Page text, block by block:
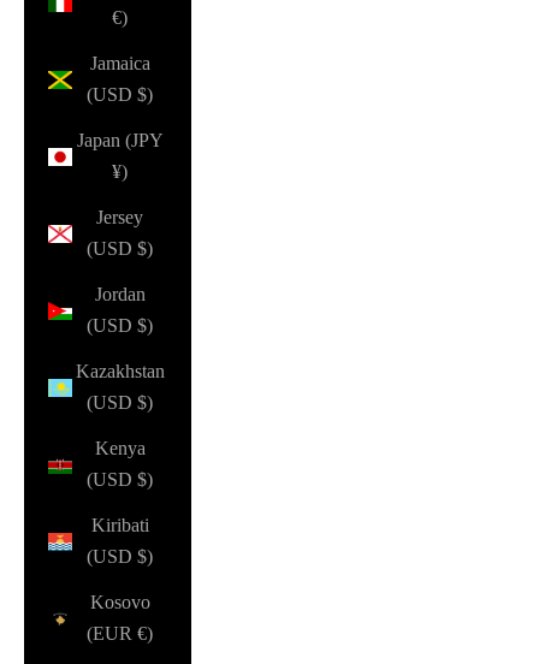
€)
Jamaica
(USD $)
Japan (JPY
¥)
Jersey
(USD $)
Jordan
(USD $)
Kazakhstan
(USD $)
Kenya
(USD $)
Kiribati
(USD $)
Kosovo
(EUR €)